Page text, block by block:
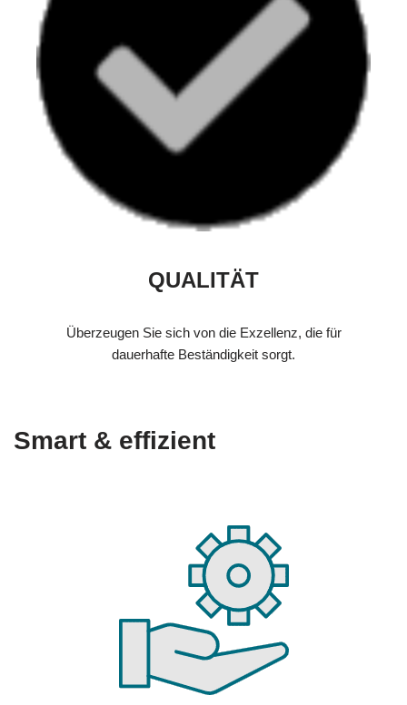
QUALITÄT
Überzeugen Sie sich von die Exzellenz, die für
dauerhafte Beständigkeit sorgt.
Smart & effizient